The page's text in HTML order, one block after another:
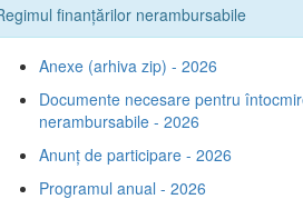
finanțărilor nerambursabile
Anexe (arhiva zip) - 2026
Documente necesare pentru
nerambursabile - 2026
Anunț de participare - 2026
Programul anual - 2026